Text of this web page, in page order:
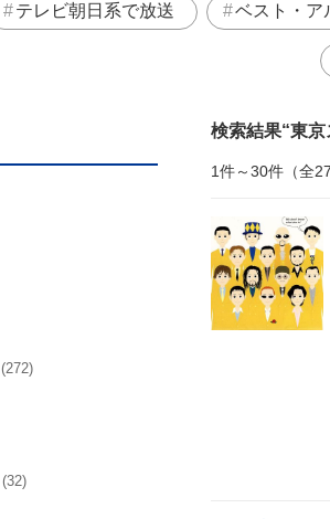
テレビ朝日系で放送 ベスト・ア
検索結果 東京
1件～30件（全
(272)
(32)